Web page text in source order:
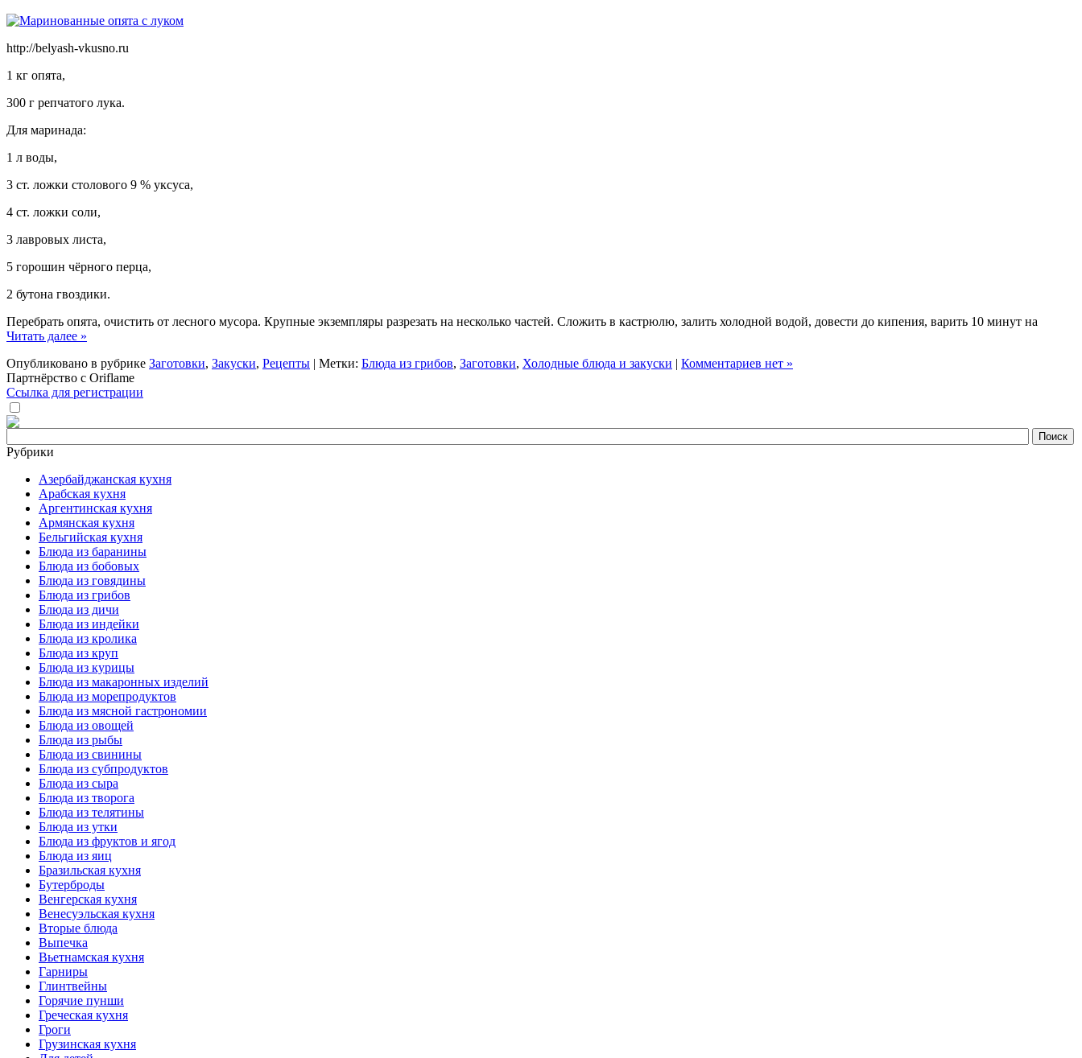
http://belyash-vkusno.ru
1 кг опята,
300 г репчатого лука.
Для маринада:
1 л воды,
3 ст. ложки столового 9 % уксуса,
4 ст. ложки соли,
3 лавровых листа,
5 горошин чёрного перца,
2 бутона гвоздики.
Перебрать опята, очистить от лесного мусора. Крупные экземпляры разрезать на несколько частей. Сложить в кастрюлю, залить холодной водой, довести до кипения, варить 10 минут на
Читать далее »
Опубликовано в рубрике Заготовки, Закуски, Рецепты | Метки: Блюда из грибов, Заготовки, Холодные блюда и закуски | Комментариев нет »
Партнёрство с Oriflame
Ссылка для регистрации
Рубрики
Азербайджанская кухня
Арабская кухня
Аргентинская кухня
Армянская кухня
Бельгийская кухня
Блюда из баранины
Блюда из бобовых
Блюда из говядины
Блюда из грибов
Блюда из дичи
Блюда из индейки
Блюда из кролика
Блюда из круп
Блюда из курицы
Блюда из макаронных изделий
Блюда из морепродуктов
Блюда из мясной гастрономии
Блюда из овощей
Блюда из рыбы
Блюда из свинины
Блюда из субпродуктов
Блюда из сыра
Блюда из творога
Блюда из телятины
Блюда из утки
Блюда из фруктов и ягод
Блюда из яиц
Бразильская кухня
Бутерброды
Венгерская кухня
Венесуэльская кухня
Вторые блюда
Выпечка
Вьетнамская кухня
Гарниры
Глинтвейны
Горячие пунши
Греческая кухня
Гроги
Грузинская кухня